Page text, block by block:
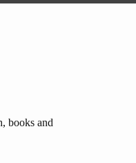
books and